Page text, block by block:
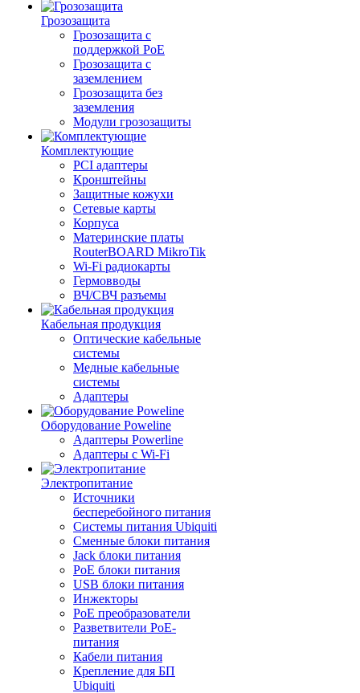
Грозозащита
Грозозащита с
поддержкой PoE
Грозозащита с
заземлением
Грозозащита без
заземления
Модули грозозащиты
Комплектующие
PCI адаптеры
Кронштейны
Защитные кожухи
Сетевые карты
Корпуса
Материнские платы
RouterBOARD MikroTik
Wi-Fi радиокарты
Гермовводы
ВЧ/СВЧ разъемы
Кабельная продукция
Оптические кабельные
системы
Медные кабельные
системы
Адаптеры
Оборудование Poweline
Адаптеры Powerline
Адаптеры с Wi-Fi
Электропитание
Источники
бесперебойного питания
Системы питания Ubiquiti
Сменные блоки питания
Jack блоки питания
PoE блоки питания
USB блоки питания
Инжекторы
PoE преобразователи
Разветвители PoE-
питания
Кабели питания
Крепление для БП
Ubiquiti